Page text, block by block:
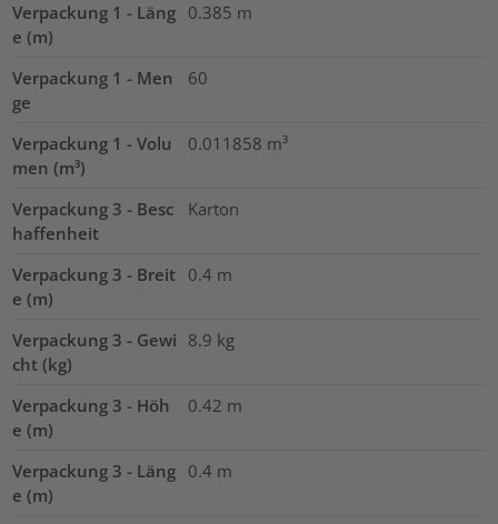
Verpackung 1 - Läng
e (m)
0.385 m
Verpackung 1 - Men
ge
60
Verpackung 1 - Volu
men (m³)
0.011858 m³
Verpackung 3 - Besc
haffenheit
Karton
Verpackung 3 - Breit
e (m)
0.4 m
Verpackung 3 - Gewi
cht (kg)
8.9 kg
Verpackung 3 - Höh
e (m)
0.42 m
Verpackung 3 - Läng
e (m)
0.4 m